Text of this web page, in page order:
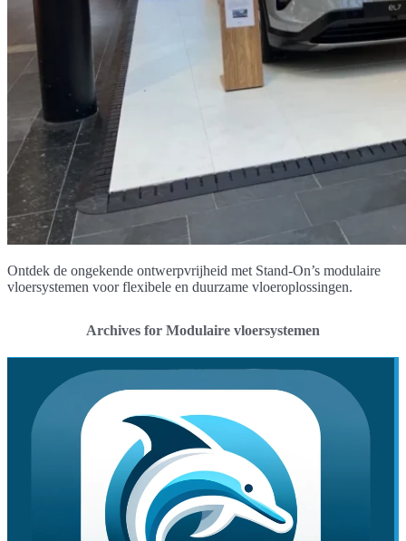
Ontdek de ongekende ontwerpvrijheid met Stand-On’s modulaire
vloersystemen voor flexibele en duurzame vloeroplossingen.
Archives for Modulaire vloersystemen